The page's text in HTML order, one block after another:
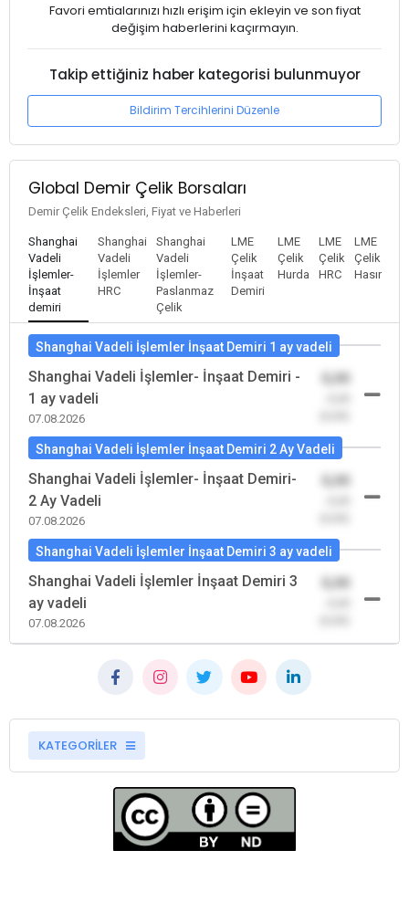
Favori emtialarınızı hızlı erişim için ekleyin ve son fiyat
değişim haberlerini kaçırmayın.
Takip ettiğiniz haber kategorisi bulunmuyor
Bildirim Tercihlerini Düzenle
Global Demir Çelik Borsaları
Demir Çelik Endeksleri, Fiyat ve Haberleri
Shanghai
Vadeli
İşlemler-
İnşaat
demiri
Shanghai
Vadeli
İşlemler
HRC
Shanghai
Vadeli
İşlemler-
Paslanmaz
Çelik
LME
Çelik
İnşaat
Demiri
LME
Çelik
Hurda
LME
Çelik
HRC
LME
Çelik
Hasır
Shanghai Vadeli İşlemler İnşaat Demiri 1 ay vadeli
Shanghai Vadeli İşlemler- İnşaat Demiri -
1 ay vadeli
07.08.2026
Shanghai Vadeli İşlemler İnşaat Demiri 2 Ay Vadeli
Shanghai Vadeli İşlemler- İnşaat Demiri-
2 Ay Vadeli
07.08.2026
Shanghai Vadeli İşlemler İnşaat Demiri 3 ay vadeli
Shanghai Vadeli İşlemler İnşaat Demiri 3
ay vadeli
07.08.2026
KATEGORİLER